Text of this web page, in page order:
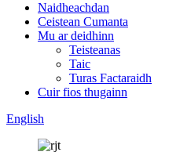
Naidheachdan
Ceistean Cumanta
Mu ar deidhinn
Teisteanas
Taic
Turas Factaraidh
Cuir fios thugainn
English